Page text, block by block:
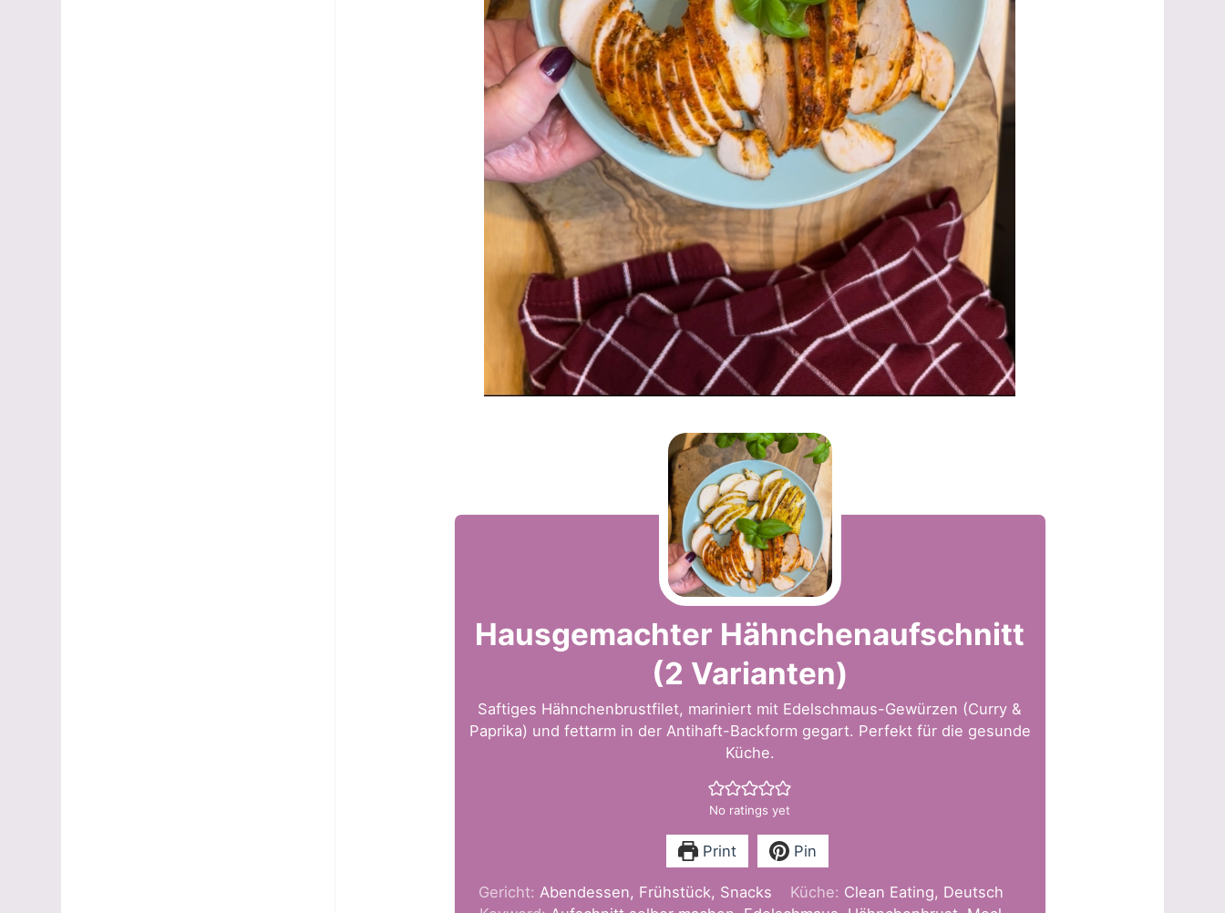
Hausgemachter Hähnchenaufschnitt
(2 Varianten)
Saftiges Hähnchenbrustfilet, mariniert mit Edelschmaus-Gewürzen (Curry &
Paprika) und fettarm in der Antihaft-Backform gegart. Perfekt für die gesunde
Küche.
No ratings yet
Print Pin
Gericht: Abendessen, Frühstück, Snacks Küche: Clean Eating, Deutsch